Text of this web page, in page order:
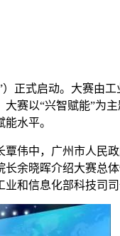
式启动。大赛由
赛以“兴智赋能”
水平。
中，广州市人民
余晓晖介绍大赛总
和信息化部科技司